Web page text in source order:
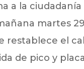
a la ciudadanía
martes
restablece el
de pico y